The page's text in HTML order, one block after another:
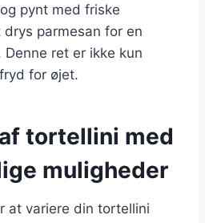
pynt med friske
parmesan for en
ret er ikke kun
for øjet.
tortellini med
muligheder
at variere din tortellini